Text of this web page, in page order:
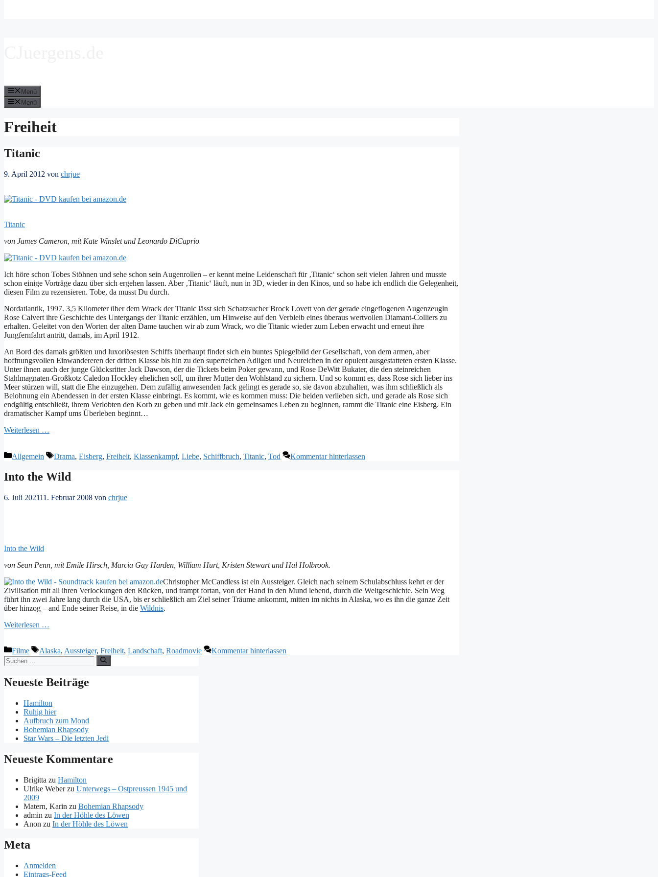
Menü
Menü
Freiheit
Titanic
9. April 2012 von chrjue
Titanic
von James Cameron, mit Kate Winslet und Leonardo DiCaprio
Ich höre schon Tobes Stöhnen und sehe schon sein Augenrollen – er kennt meine Leidenschaft für ‚Titanic‘ schon seit vielen Jahren und musste
schon einige Vorträge dazu über sich ergehen lassen. Aber ‚Titanic‘ läuft, nun in 3D, wieder in den Kinos, und so habe ich endlich die Gelegenheit,
diesen Film zu rezensieren. Tobe, da musst Du durch.
Nordatlantik, 1997. 3,5 Kilometer über dem Wrack der Titanic lässt sich Schatzsucher Brock Lovett von der gerade eingeflogenen Augenzeugin
Rose Calvert ihre Geschichte des Untergangs der Titanic erzählen, um Hinweise auf den Verbleib eines überaus wertvollen Diamant-Colliers zu
erhalten. Geleitet von den Worten der alten Dame tauchen wir ab zum Wrack, wo die Titanic wieder zum Leben erwacht und erneut ihre
Jungfernfahrt antritt, damals, im April 1912.
An Bord des damals größten und luxoriösesten Schiffs überhaupt findet sich ein buntes Spiegelbild der Gesellschaft, von dem armen, aber
hoffnungsvollen Einwandereren der dritten Klasse bis hin zu den superreichen Adligen und Neureichen in der opulent ausgestatteten ersten Klasse.
Unter ihnen auch der junge Glücksritter Jack Dawson, der die Tickets beim Poker gewann, und Rose DeWitt Bukater, die den steinreichen
Stahlmagnaten-Großkotz Caledon Hockley ehelichen soll, um ihrer Mutter den Wohlstand zu sichern. Und so kommt es, dass Rose sich lieber ins
Meer stürzen will, statt die Ehe einzugehen. Dem zufällig anwesenden Jack gelingt es gerade so, sie davon abzuhalten, was ihm schließlich als
Belohnung ein Abendessen in der ersten Klasse einbringt. Es kommt, wie es kommen muss: Die beiden verlieben sich, und gerade als Rose sich
endgültig entschließt, ihrem Verlobten den Korb zu geben und mit Jack ein gemeinsames Leben zu beginnen, rammt die Titanic eine Eisberg. Ein
dramatischer Kampf ums Überleben beginnt…
Weiterlesen …
Kategorien
Allgemein Schlagwörter
Drama, Eisberg, Freiheit, Klassenkampf, Liebe, Schiffbruch, Titanic, Tod Kommentar hinterlassen
Into the Wild
6. Juli 202111. Februar 2008 von chrjue
Into the Wild
von Sean Penn, mit Emile Hirsch, Marcia Gay Harden, William Hurt, Kristen Stewart und Hal Holbrook.
Christopher McCandless ist ein Aussteiger. Gleich nach seinem Schulabschluss kehrt er der
Zivilisation mit all ihren Verlockungen den Rücken, und trampt fortan, von der Hand in den Mund lebend, durch die Weltgeschichte. Sein Weg
führt ihn zwei Jahre lang durch die USA, bis er schließlich am Ziel seiner Träume ankommt, mitten im nichts in Alaska, wo es ihn die ganze Zeit
über hinzog – and Ende seiner Reise, in die Wildnis.
Weiterlesen …
Kategorien
Filme Schlagwörter
Alaska, Aussteiger, Freiheit, Landschaft, Roadmovie
Kommentar hinterlassen
Suchen
nach:
Neueste Beiträge
Hamilton
Ruhig hier
Aufbruch zum Mond
Bohemian Rhapsody
Star Wars – Die letzten Jedi
Neueste Kommentare
Brigitta zu Hamilton
Ulrike Weberzu Unterwegs – Ostpreussen 1945 und
2009
Matern, Karin zu Bohemian Rhapsody
admin zu In der Höhle des Löwen
Anon zu In der Höhle des Löwen
Meta
Anmelden
Eintrags-Feed